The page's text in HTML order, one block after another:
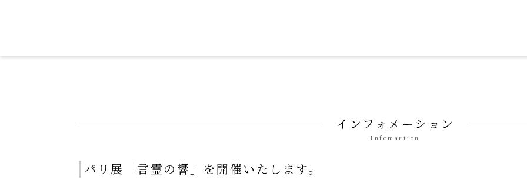
インフォメーション
Infomartion
パリ展「言霊の響」を開催いたします。